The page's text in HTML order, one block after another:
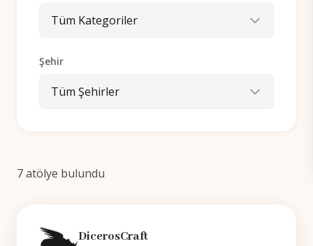
Tüm Kategoriler
Şehir
Tüm Şehirler
7atölye bulundu
DicerosCraft